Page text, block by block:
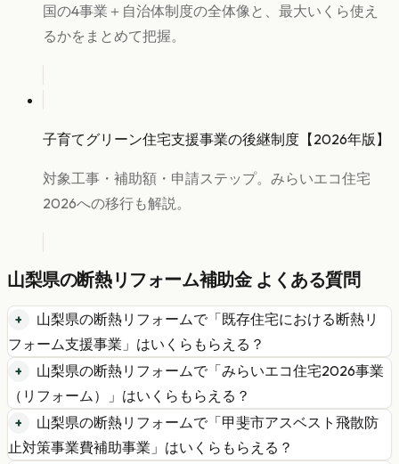
国の4事業＋自治体制度の全体像と、最大いくら使え
るかをまとめて把握。
子育てグリーン住宅支援事業の後継制度【2026年版】
対象工事・補助額・申請ステップ。みらいエコ住宅
2026への移行も解説。
山梨県の断熱リフォーム補助金 よくある質問
山梨県の断熱リフォームで「既存住宅における断熱リ
フォーム支援事業 」はいくらもらえる？
山梨県の断熱リフォームで「みらいエコ住宅2026事業
（リフォーム）
」はいくらもらえる？
山梨県の断熱リフォームで「甲斐市アスベスト飛散防
止対策事業費補助事業 」はいくらもらえる？